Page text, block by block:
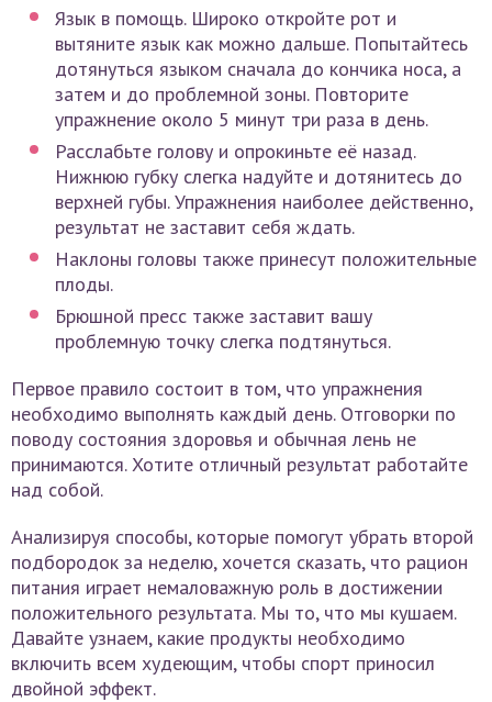
Язык в помощь. Широко откройте рот и
вытяните язык как можно дальше. Попытайтесь
дотянуться языком сначала до кончика носа, а
затем и до проблемной зоны. Повторите
упражнение около 5 минут три раза в день.
Расслабьте голову и опрокиньте её назад.
Нижнюю губку слегка надуйте и дотянитесь до
верхней губы. Упражнения наиболее действенно,
результат не заставит себя ждать.
Наклоны головы также принесут положительные
плоды.
Брюшной пресс также заставит вашу
проблемную точку слегка подтянуться.
Первое правило состоит в том, что упражнения
необходимо выполнять каждый день. Отговорки по
поводу состояния здоровья и обычная лень не
принимаются. Хотите отличный результат работайте
над собой.
Анализируя способы, которые помогут убрать второй
подбородок за неделю, хочется сказать, что рацион
питания играет немаловажную роль в достижении
положительного результата. Мы то, что мы кушаем.
Давайте узнаем, какие продукты необходимо
включить всем худеющим, чтобы спорт приносил
двойной эффект.